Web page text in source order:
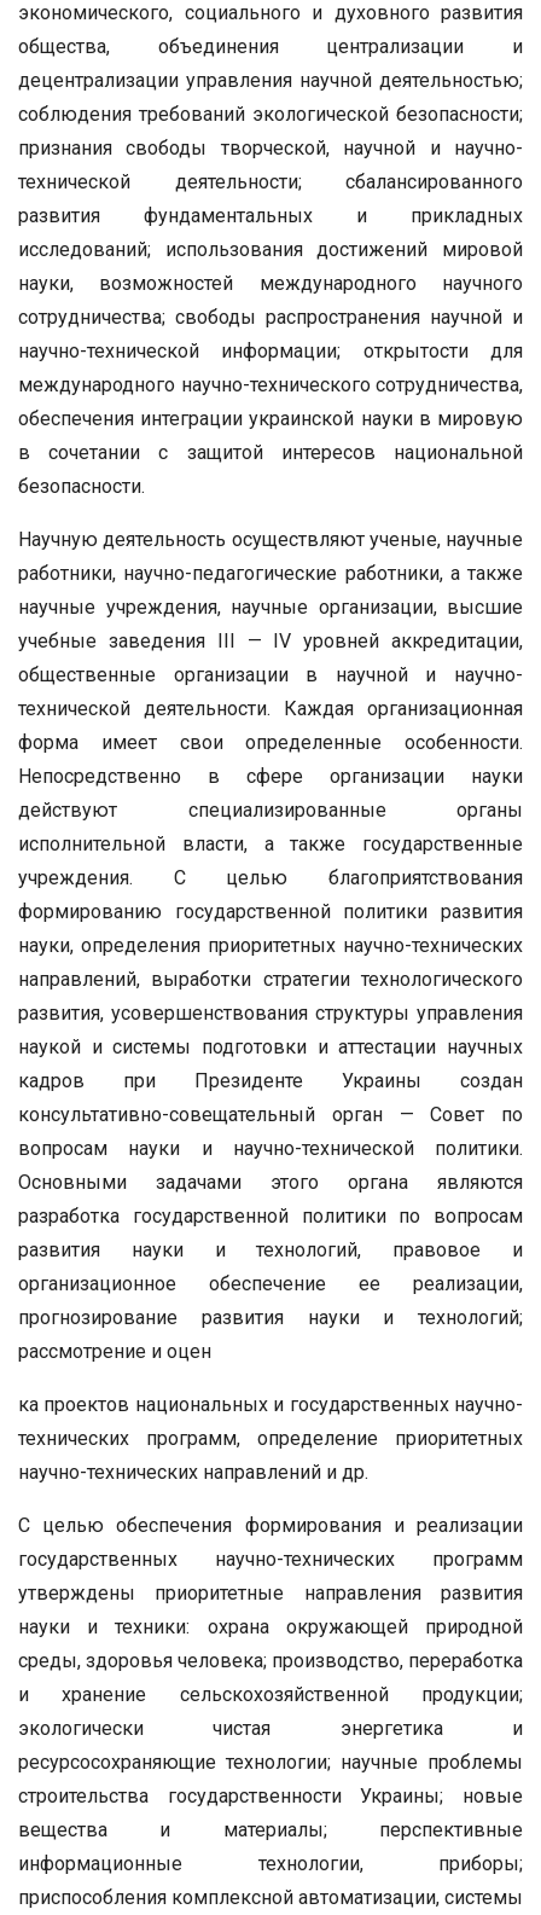
экономического, социального и духовного развития
общества, объединения централизации и
децентрализации управления научной деятельностью;
соблюдения требований экологической безопасности;
признания свободы творческой, научной и научно-
технической деятельности; сбалансированного
развития фундаментальных и прикладных
исследований; использования достижений мировой
науки, возможностей международного научного
сотрудничества; свободы распространения научной и
научно-технической информации; открытости для
международного научно-технического сотрудничества,
обеспечения интеграции украинской науки в мировую
в сочетании с защитой интересов национальной
безопасности.
Научную деятельность осуществляют ученые, научные
работники, научно-педагогические работники, а также
научные учреждения, научные организации, высшие
учебные заведения III — IV уровней аккредитации,
общественные организации в научной и научно-
технической деятельности. Каждая организационная
форма имеет свои определенные особенности.
Непосредственно в сфере организации науки
действуют специализированные органы
исполнительной власти, а также государственные
учреждения. С целью благоприятствования
формированию государственной политики развития
науки, определения приоритетных научно-технических
направлений, выработки стратегии технологического
развития, усовершенствования структуры управления
наукой и системы подготовки и аттестации научных
кадров при Президенте Украины создан
консультативно-совещательный орган — Совет по
вопросам науки и научно-технической политики.
Основными задачами этого органа являются
разработка государственной политики по вопросам
развития науки и технологий, правовое и
организационное обеспечение ее реализации,
прогнозирование развития науки и технологий;
рассмотрение и оцен
ка проектов национальных и государственных научно-
технических программ, определение приоритетных
научно-технических направлений и др.
С целью обеспечения формирования и реализации
государственных научно-технических программ
утверждены приоритетные направления развития
науки и техники: охрана окружающей природной
среды, здоровья человека; производство, переработка
и хранение сельскохозяйственной продукции;
экологически чистая энергетика и
ресурсосохраняющие технологии; научные проблемы
строительства государственности Украины; новые
вещества и материалы; перспективные
информационные технологии, приборы;
приспособления комплексной автоматизации, системы